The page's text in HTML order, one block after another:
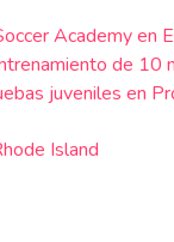
Academy en
de 10
juveniles en
Island